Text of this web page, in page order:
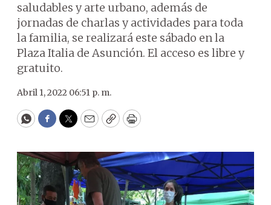
saludables y arte urbano, además de
jornadas de charlas y actividades para toda
la familia, se realizará este sábado en la
Plaza Italia de Asunción. El acceso es libre y
gratuito.
Abril 1, 2022 06:51 p. m.
WhatsApp
Facebook
Twitter
EmailCopyPrint